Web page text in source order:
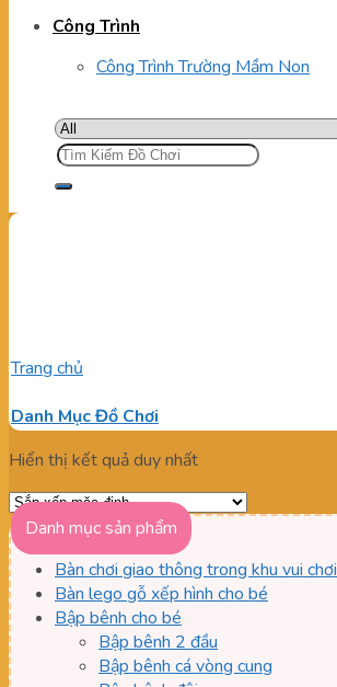
Công Trình
Công Trình Trường Mầm Non
Tìm
kiếm:
Trang chủ
Danh Mục Đồ Chơi
Hiển thị kết quả duy nhất
Danh mục sản phẩm
Bàn chơi giao thông trong khu vui chơi
Bàn lego gỗ xếp hình cho bé
Bập bênh cho bé
Bập bênh 2 đầu
Bập bênh cá vòng cung